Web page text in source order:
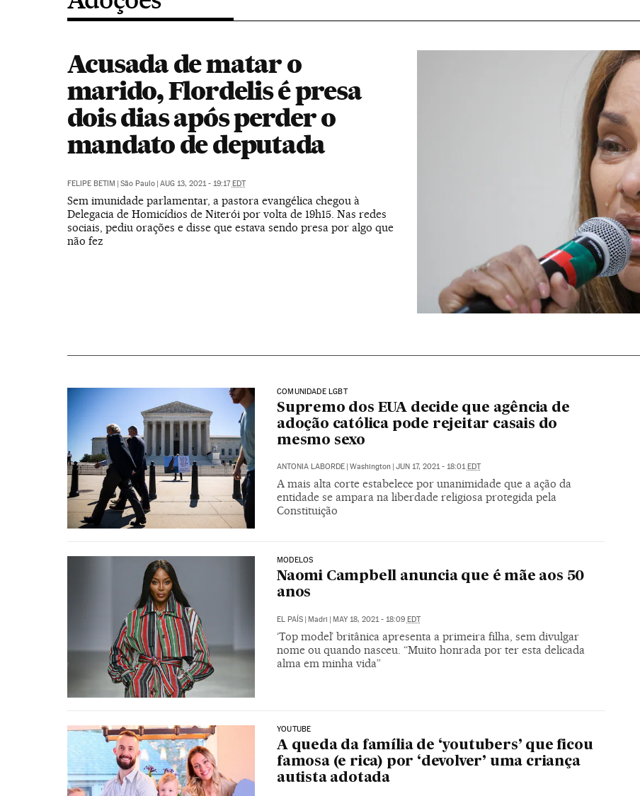
Acusada de matar o
marido, Flordelis é presa
dois dias após perder o
mandato de deputada
FELIPE BETIM | São Paulo | AUG 13, 2021 - 19:17EDT
Sem imunidade parlamentar, a pastora evangélica chegou à
Delegacia de Homicídios de Niterói por volta de 19h15. Nas redes
sociais, pediu orações e disse que estava sendo presa por algo que
não fez
COMUNIDADE LGBT
Supremo dos EUA decide que agência de
adoção católica pode rejeitar casais do
mesmo sexo
ANTONIA LABORDE | Washington | JUN 17, 2021 - 18:01EDT
A mais alta corte estabelece por unanimidade que a ação da
entidade se ampara na liberdade religiosa protegida pela
Constituição
MODELOS
Naomi Campbell anuncia que é mãe aos 50
anos
EL PAÍS Madri MAY 18, 2021 - 18:09 EDT
‘Top model’ britânica apresenta a primeira filha, sem divulgar
nome ou quando nasceu. “Muito honrada por ter esta delicada
alma em minha vida”
YOUTUBE
A queda da família de ‘youtubers’ que ficou
famosa (e rica) por ‘devolver’ uma criança
autista adotada